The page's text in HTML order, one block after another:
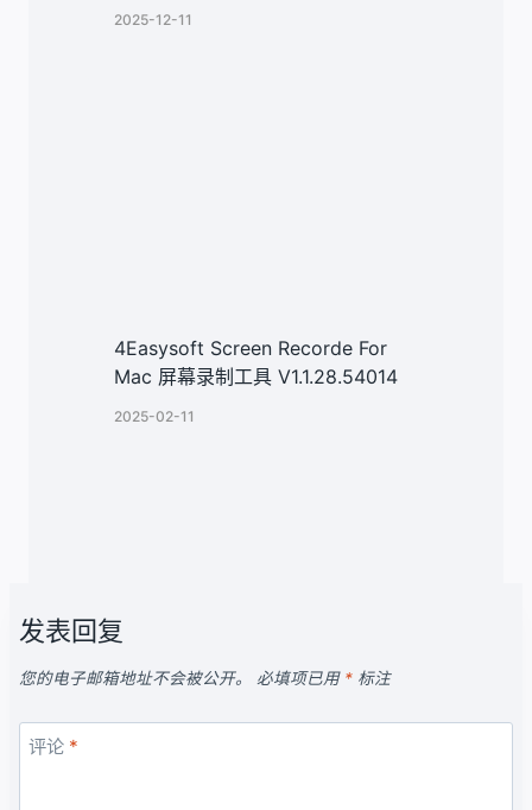
2025-12-11
4Easysoft Screen Recorde For
Mac 屏幕录制工具 V1.1.28.54014
2025-02-11
发表回复
您的电子邮箱地址不会被公开。 必填项已用 * 标注
评论 *